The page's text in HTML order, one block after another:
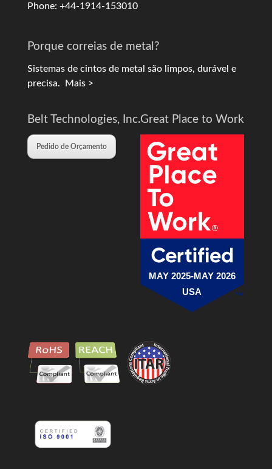
Phone: +44-1914-153010
Porque correias de metal?
Sistemas de cintos de metal são limpos, durável e
precisa. Mais >
Belt Technologies, Inc.
Pedido de Orçamento
Great Place to Work
MAY 2025-MAY 2026
USA